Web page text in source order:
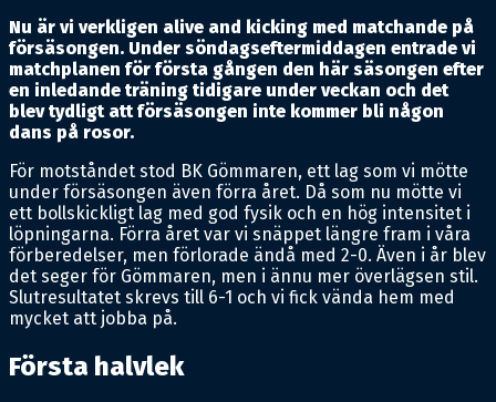
Nu är vi verkligen alive and kicking med matchande på
försäsongen. Under söndagseftermiddagen entrade vi
matchplanen för första gången den här säsongen efter
en inledande träning tidigare under veckan och det
blev tydligt att försäsongen inte kommer bli någon
dans på rosor.
För motståndet stod BK Gömmaren, ett lag som vi mötte
under försäsongen även förra året. Då som nu mötte vi
ett bollskickligt lag med god fysik och en hög intensitet i
löpningarna. Förra året var vi snäppet längre fram i våra
förberedelser, men förlorade ändå med 2-0. Även i år blev
det seger för Gömmaren, men i ännu mer överlägsen stil.
Slutresultatet skrevs till 6-1 och vi fick vända hem med
mycket att jobba på.
Första halvlek